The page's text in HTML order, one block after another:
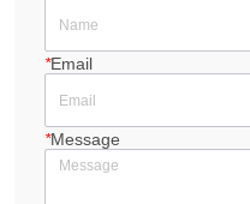
*Email
*Message